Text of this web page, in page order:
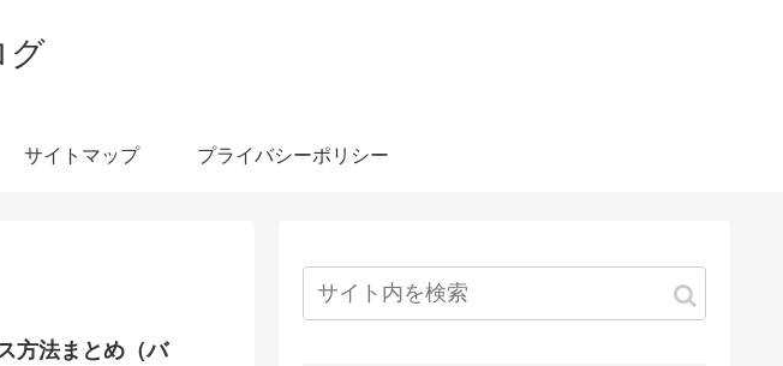
グ
サイトマップ プライバシーポリシー
方法まとめ（バ